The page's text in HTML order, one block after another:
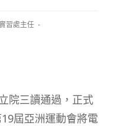
實習處主任
院三讀通過，正式
屆亞洲運動會將電